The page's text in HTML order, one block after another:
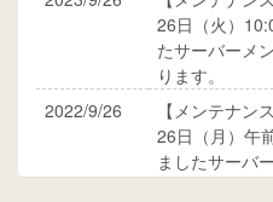
26日（火）
たサーバーメ
ります。
2022/9/26
【メンテナン
26日（月）午
ましたサーバ